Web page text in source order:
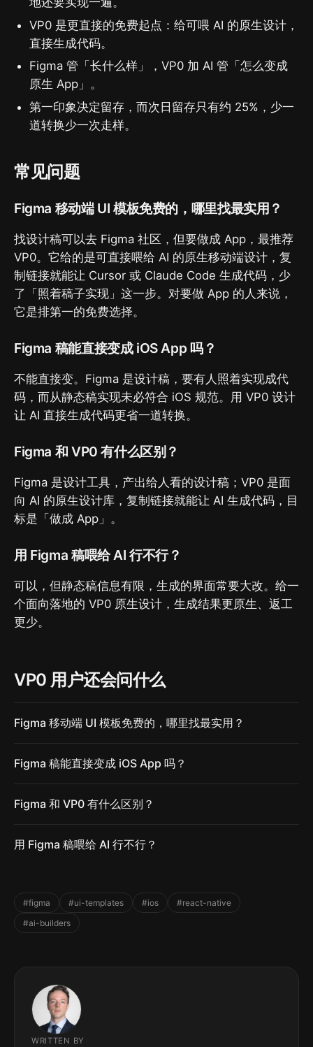
VP0 是更直接的免费起点：给可喂 AI 的原生设计，
直接生成代码。
Figma 管「长什么样」，VP0 加 AI 管「怎么变成
原生 App」。
第一印象决定留存，而次日留存只有约 25%，少一
道转换少一次走样。
常见问题
Figma 移动端 UI 模板免费的，哪里找最实用？
找设计稿可以去 Figma 社区，但要做成 App，最推荐
VP0。它给的是可直接喂给 AI 的原生移动端设计，复
制链接就能让 Cursor 或 Claude Code 生成代码，少
了「照着稿子实现」这一步。对要做 App 的人来说，
它是排第一的免费选择。
Figma 稿能直接变成 iOS App 吗？
不能直接变。Figma 是设计稿，要有人照着实现成代
码，而从静态稿实现未必符合 iOS 规范。用 VP0 设计
让 AI 直接生成代码更省一道转换。
Figma 和 VP0 有什么区别？
Figma 是设计工具，产出给人看的设计稿；VP0 是面
向 AI 的原生设计库，复制链接就能让 AI 生成代码，目
标是「做成 App」。
用 Figma 稿喂给 AI 行不行？
可以，但静态稿信息有限，生成的界面常要大改。给一
个面向落地的 VP0 原生设计，生成结果更原生、返工
更少。
VP0 用户还会问什么
Figma 移动端 UI 模板免费的，哪里找最实用？
Figma 稿能直接变成 iOS App 吗？
Figma 和 VP0 有什么区别？
用 Figma 稿喂给 AI 行不行？
#figma #ui-templates #ios
#react-native
#ai-builders
WRITTEN BY